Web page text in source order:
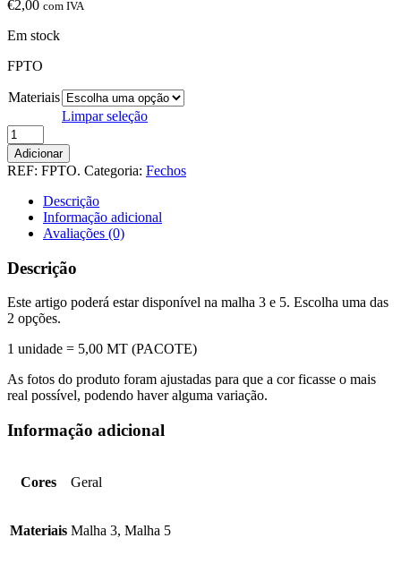
€2,00 com IVA
Em stock
FPTO
Materiais
Limpar seleção
Quantidade
de
Fecho
Preto
Adicionar
REF: FPTO. Categoria: Fechos
Descrição
Informação adicional
Avaliações (0)
Descrição
Este artigo poderá estar disponível na malha 3 e 5. Escolha uma das
2 opções.
1 unidade = 5,00 MT (PACOTE)
As fotos do produto foram ajustadas para que a cor ficasse o mais
real possível, podendo haver alguma variação.
Informação adicional
Cores Geral
Materiais Malha 3, Malha 5